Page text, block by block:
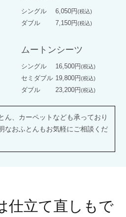
シングル 6,050円(税込)
ダブル 7,150円(税込)
ムートンシーツ
シングル 16,500円(税込)
セミダブル 19,800円(税込)
ダブル 23,200円(税込)
ん、カーペットなども承っており
なおふとんもお気軽にご相談くだ
仕立て直しもで